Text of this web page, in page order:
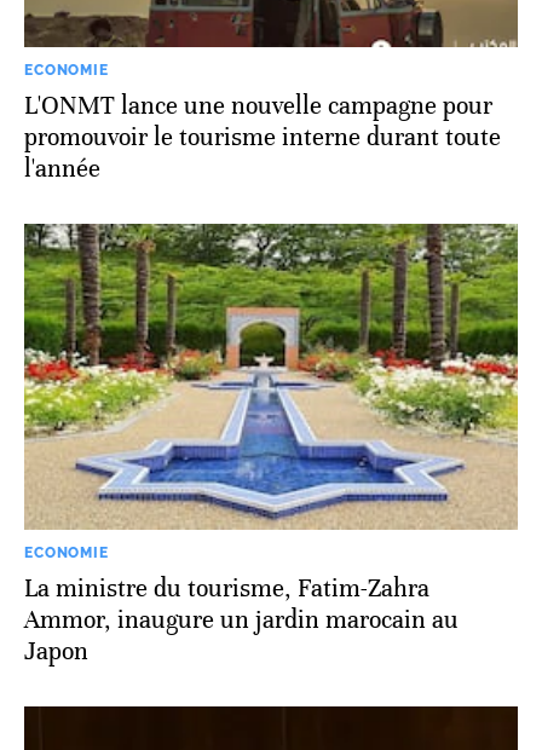
ECONOMIE
L'ONMT lance une nouvelle campagne pour
promouvoir le tourisme interne durant toute
l'année
ECONOMIE
La ministre du tourisme, Fatim-Zahra
Ammor, inaugure un jardin marocain au
Japon